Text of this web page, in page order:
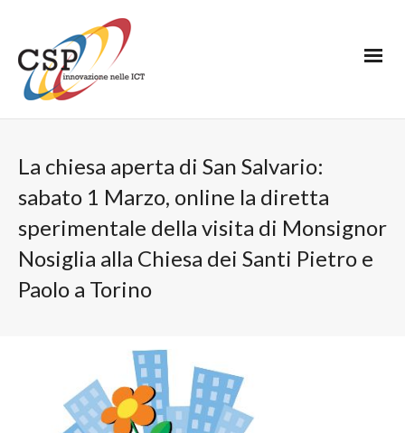
La chiesa aperta di San Salvario:
sabato 1 Marzo, online la diretta
sperimentale della visita di Monsignor
Nosiglia alla Chiesa dei Santi Pietro e
Paolo a Torino